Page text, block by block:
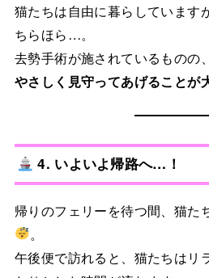
猫たちは自由に暮らしています
ちらほら…。
去勢手術が施されているものの
やさしく見守ってあげることが
4. いよいよ帰路へ…！
帰りのフェリーを待つ間、猫た
。
午後便で訪れると、猫たちはリ